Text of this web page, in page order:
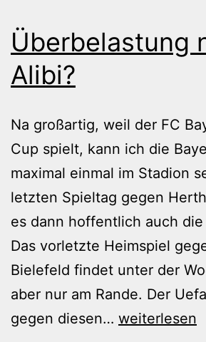
Überbelastung
Alibi?
Na großartig, weil der FC
Cup spielt, kann ich die
maximal einmal im Stadion
letzten Spieltag gegen
es dann hoffentlich auch
Das vorletzte Heimspiel
Bielefeld findet unter der
aber nur am Rande. Der
gegen diesen… weiterlesen